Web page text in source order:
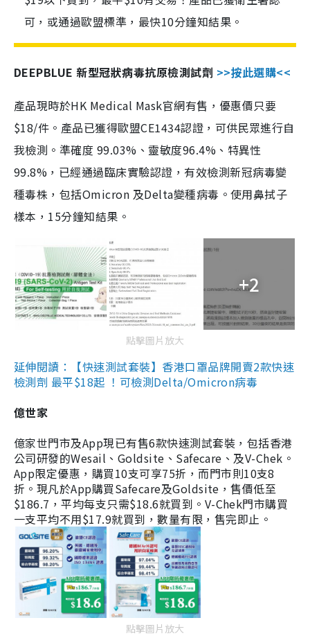
可，或通過歐盟標準，最快10分鐘知結果。
DEEPBLUE 新型冠狀病毒抗原檢測試劑 >>按此選購<<
產品現時於HK Medical Mask官網有售，優惠價只要
$18/件。產品已獲得歐盟CE1434認證，可供民眾進行自
我檢測。準確度 99.03%、靈敏度96.4%、特異性
99.8%，已經通過臨床實驗認證，有效檢測新冠病毒變
種毒株，包括Omicron 及Delta變種病毒。使用鼻拭子
樣本，15分鐘知結果。
+2
點擊圖片放大
延伸閱讀：【快速測試套裝】香港口罩品牌開賣2款快速
檢測劑 最平$18起 ！可檢測Delta/Omicron病毒
億世家
億家世門市及App現已有售6款快速測試套裝，包括香港
公司研發的Wesail、Goldsite、Safecare、及V-Chek。
App限定優惠，購買10支可享75折，而門市則10支8
折。現凡於App購買Safecare及Goldsite，售價低至
$186.7，平均每支只需$18.6就買到。V-Chek門市購買
一支平均不用$17.9就買到，數量有限，售完即止。
點擊圖片放大